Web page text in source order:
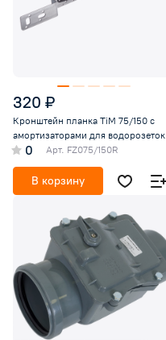
320 ₽
Кронштейн планка TiM 75/150 с
амортизаторами для водорозеток
0 Арт. FZ075/150R
В корзину